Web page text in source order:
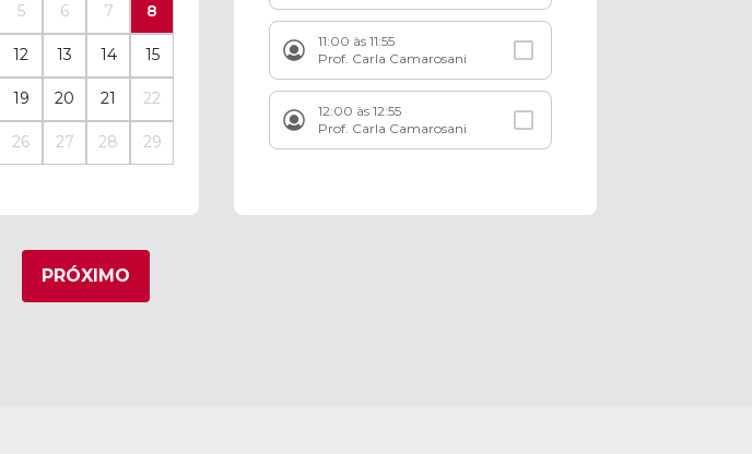
5 6 7 8
12 13 14 15
19 20 21 22
26 27 28 29
11:00 às 11:55
Prof. Carla Camarosani
12:00 às 12:55
Prof. Carla Camarosani
PRÓXIMO